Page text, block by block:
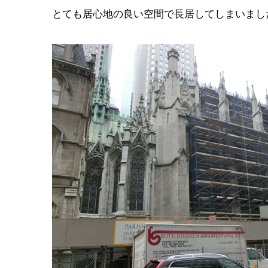
とても居心地の良い空間で長居してしまいまし